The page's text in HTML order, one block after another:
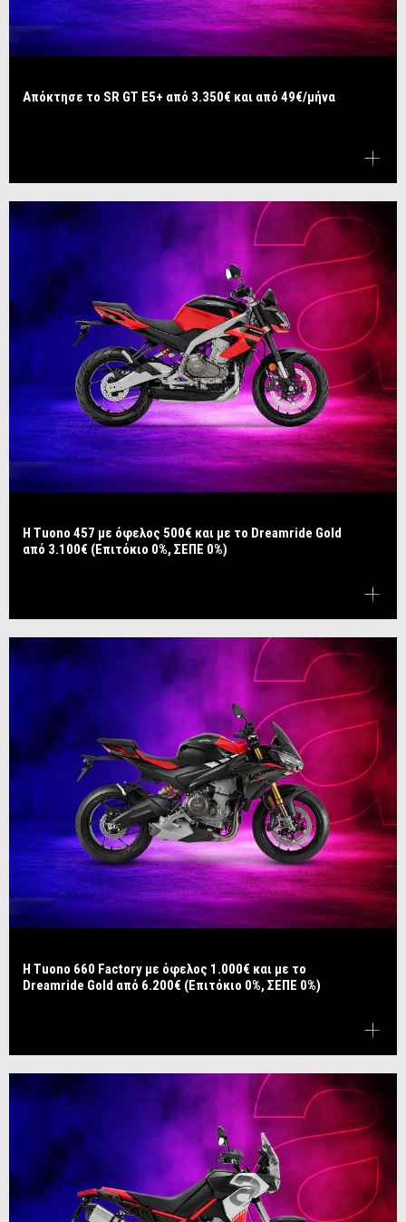
Απόκτησε το SR GT E5+ από 3.350€ και από 49€/μήνα
​​​​​​​Η Tuono 457 με όφελος 500€ και με το Dreamride Gold
από 3.100€ (Επιτόκιο 0%, ΣΕΠΕ 0%)
Η Tuono 660 Factory με όφελος 1.000€ και με το
Dreamride Gold από 6.200€ (Επιτόκιο 0%, ΣΕΠΕ 0%)